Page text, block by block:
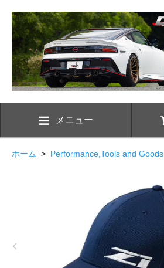
メニュー
ホーム > Performance,Tools and Goods